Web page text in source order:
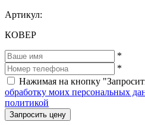
Артикул:
КОВЕР
*
*
Нажимая на кнопку
обработку моих персональных
политикой
Запросить цену